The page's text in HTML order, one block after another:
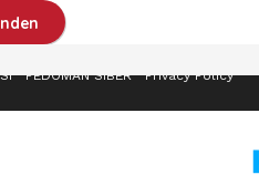
PEDOMAN SIBER Privacy Policy